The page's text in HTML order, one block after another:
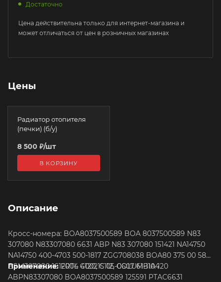
Достаточно
Цена действительна только для интернет-магазина и
может отличаться от цен в розничных магазинах
Цены
Радиатор отопителя
(печки) (б/у)
8 500 ₽/шт
В КОРЗИНУ
Описание
Кросс-номера: BOA8037500589 BOA 8037500589 N83
307080 N83307080 6631 ABP N83 307080 151421 NA14750
NA14750 400-4703 500-1817 ZGG708038 BOA80 375 00 589
BSM307080 1612004 400215 05-0607 61-1104
ABPN83307080 BOA8037500589 125591 PTAC6631
Применение:FRTL C120, C112, COLUMBIA 120